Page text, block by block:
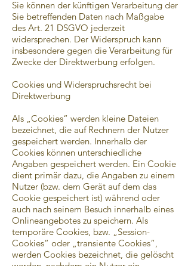
Sie können der künftigen Verarbeitung der
Sie betreffenden Daten nach Maßgabe
des Art. 21 DSGVO jederzeit
widersprechen. Der Widerspruch kann
insbesondere gegen die Verarbeitung für
Zwecke der Direktwerbung erfolgen.
Cookies und Widerspruchsrecht bei
Direktwerbung
Als „Cookies“ werden kleine Dateien
bezeichnet, die auf Rechnern der Nutzer
gespeichert werden. Innerhalb der
Cookies können unterschiedliche
Angaben gespeichert werden. Ein Cookie
dient primär dazu, die Angaben zu einem
Nutzer (bzw. dem Gerät auf dem das
Cookie gespeichert ist) während oder
auch nach seinem Besuch innerhalb eines
Onlineangebotes zu speichern. Als
temporäre Cookies, bzw. „Session-
Cookies“ oder „transiente Cookies“,
werden Cookies bezeichnet, die gelöscht